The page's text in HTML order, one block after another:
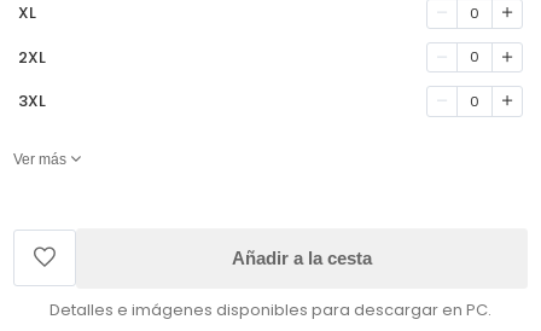
XL 0
2XL 0
3XL 0
Ver más
Añadir a la cesta
Detalles e imágenes disponibles para descargar en PC.